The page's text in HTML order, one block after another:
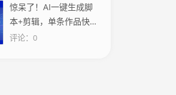
惊呆了！AI一键生成脚
本+剪辑，单条作品快速
出圈
评论：0